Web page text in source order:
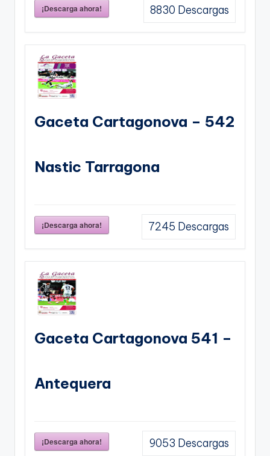
¡Descarga ahora! 8830 Descargas
Gaceta Cartagonova – 542
Nastic Tarragona
¡Descarga ahora! 7245 Descargas
Gaceta Cartagonova 541 –
Antequera
¡Descarga ahora! 9053 Descargas